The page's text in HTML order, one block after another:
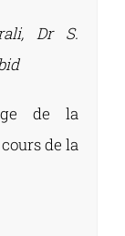
Dr S.
de la
de la